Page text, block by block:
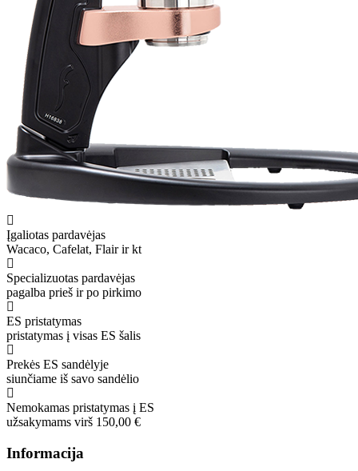
Įgaliotas pardavėjas
Wacaco, Cafelat, Flair ir kt
Specializuotas pardavėjas
pagalba prieš ir po pirkimo
ES pristatymas
pristatymas į visas ES šalis
Prekės ES sandėlyje
siunčiame iš savo sandėlio
Nemokamas pristatymas į ES
užsakymams virš 150,00 €
Informacija